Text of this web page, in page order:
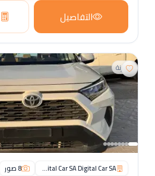
التفاصيل
مقارنة
Digital Car SA Digital Car SA
8 صور